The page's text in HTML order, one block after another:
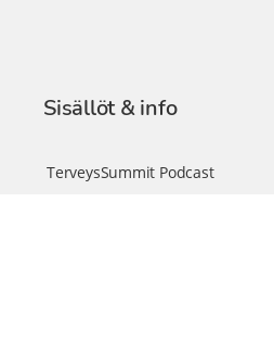
Sisällöt & info
TerveysSummit Podcast